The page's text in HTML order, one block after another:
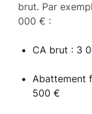
brut. Par
000 € :
CA brut : 3
Abattement
500 €